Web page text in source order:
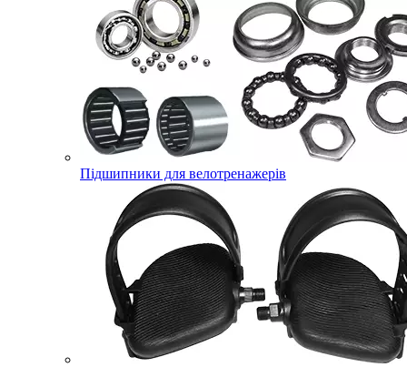
Підшипники для велотренажерів